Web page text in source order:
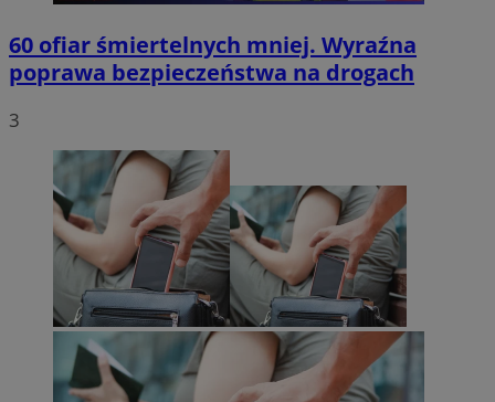
60 ofiar śmiertelnych mniej. Wyraźna
poprawa bezpieczeństwa na drogach
3